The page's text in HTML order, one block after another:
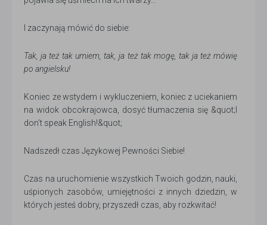
I zaczynają mówić do siebie:
Tak, ja też tak umiem, tak, ja też tak mogę, tak ja też mówię
po angielsku!
Koniec ze wstydem i wykluczeniem, koniec z uciekaniem
na widok obcokrajowca, dosyć tłumaczenia się &quot;I
don’t speak English!&quot;
Nadszedł czas Językowej Pewności Siebie!
Czas na uruchomienie wszystkich Twoich godzin, nauki,
uśpionych zasobów, umiejętności z innych dziedzin, w
których jesteś dobry, przyszedł czas, aby rozkwitać!